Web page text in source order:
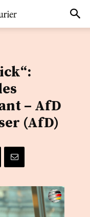
– AfD
(AfD)